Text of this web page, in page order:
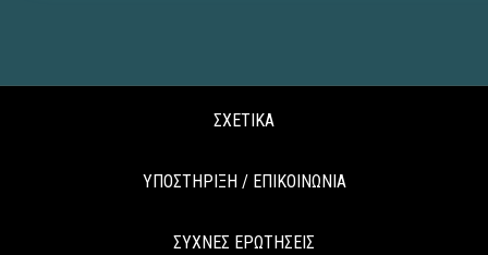
ΣΧΕΤΙΚΑ
ΥΠΟΣΤΗΡΙΞΗ / ΕΠΙΚΟΙΝΩΝΙΑ
ΣΥΧΝΕΣ ΕΡΩΤΗΣΕΙΣ